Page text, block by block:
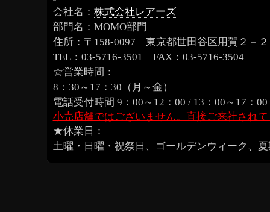
会社名： 株式会社レアーズ
部門名：MOMO部門
住所：〒158-0097 東京都世田谷区用賀２－
TEL：03-5716-3501 FAX：03-5716-3504
☆営業時間：
8：30～17：30（月～金）
電話受付時間 9：00～12：00 / 13：00～17：00
小売店舗ではございません。直接ご来社され
★休業日：
土曜・日曜・祝祭日、ゴールデンウィーク、